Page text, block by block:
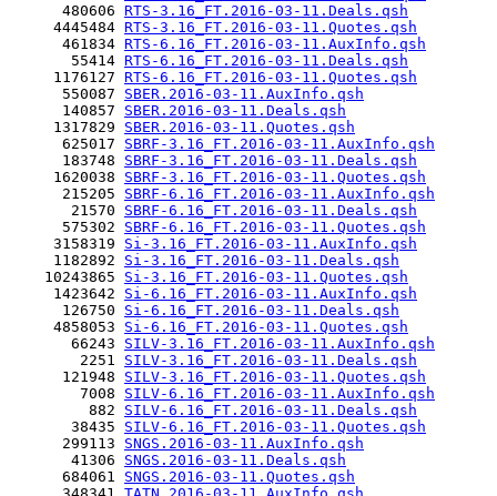
      480606
RTS-3.16_FT.2016-03-11.Deals.qsh
     4445484
RTS-3.16_FT.2016-03-11.Quotes.qsh
      461834
RTS-6.16_FT.2016-03-11.AuxInfo.qsh
       55414
RTS-6.16_FT.2016-03-11.Deals.qsh
     1176127
RTS-6.16_FT.2016-03-11.Quotes.qsh
      550087
SBER.2016-03-11.AuxInfo.qsh
      140857
SBER.2016-03-11.Deals.qsh
     1317829
SBER.2016-03-11.Quotes.qsh
      625017
SBRF-3.16_FT.2016-03-11.AuxInfo.qsh
      183748
SBRF-3.16_FT.2016-03-11.Deals.qsh
     1620038
SBRF-3.16_FT.2016-03-11.Quotes.qsh
      215205
SBRF-6.16_FT.2016-03-11.AuxInfo.qsh
       21570
SBRF-6.16_FT.2016-03-11.Deals.qsh
      575302
SBRF-6.16_FT.2016-03-11.Quotes.qsh
     3158319
Si-3.16_FT.2016-03-11.AuxInfo.qsh
     1182892
Si-3.16_FT.2016-03-11.Deals.qsh
    10243865
Si-3.16_FT.2016-03-11.Quotes.qsh
     1423642
Si-6.16_FT.2016-03-11.AuxInfo.qsh
      126750
Si-6.16_FT.2016-03-11.Deals.qsh
     4858053
Si-6.16_FT.2016-03-11.Quotes.qsh
       66243
SILV-3.16_FT.2016-03-11.AuxInfo.qsh
        2251
SILV-3.16_FT.2016-03-11.Deals.qsh
      121948
SILV-3.16_FT.2016-03-11.Quotes.qsh
        7008
SILV-6.16_FT.2016-03-11.AuxInfo.qsh
         882
SILV-6.16_FT.2016-03-11.Deals.qsh
       38435
SILV-6.16_FT.2016-03-11.Quotes.qsh
      299113
SNGS.2016-03-11.AuxInfo.qsh
       41306
SNGS.2016-03-11.Deals.qsh
      684061
SNGS.2016-03-11.Quotes.qsh